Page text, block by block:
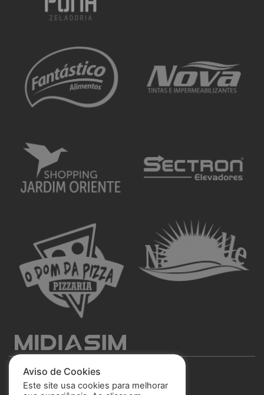
Aviso de Cookies
Este site usa cookies para melhorar